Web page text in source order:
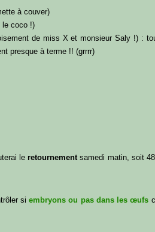
à couver)
le coco !)
de miss X et monsieur Saly !) :
presque à terme !! (grrrr)
leretournementsamedi matin, soit
siembryons ou pas dans les œufs